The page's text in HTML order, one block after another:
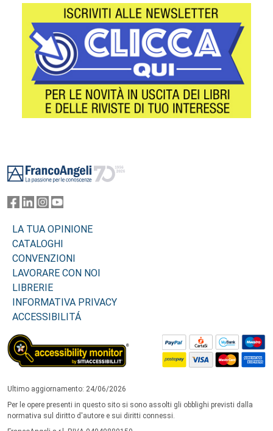
LA TUA OPINIONE
CATALOGHI
CONVENZIONI
LAVORARE CON NOI
LIBRERIE
INFORMATIVA PRIVACY
ACCESSIBILITÁ
Ultimo aggiornamento: 24/06/2026
Per le opere presenti in questo sito si sono assolti gli obblighi previsti dalla
normativa sul diritto d'autore e sui diritti connessi.